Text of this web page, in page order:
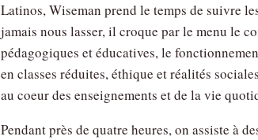
Latinos, Wiseman prend le temps de suivre
jamais nous lasser, il croque par le menu le
pédagogiques et éducatives, le
en classes réduites, éthique et réalités
au coeur des enseignements et de la vie
Pendant près de quatre heures, on assiste à